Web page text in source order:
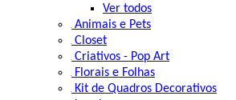
Ver todos
Animais e Pets
Closet
Criativos - Pop Art
Florais e Folhas
Kit de Quadros Decorativos